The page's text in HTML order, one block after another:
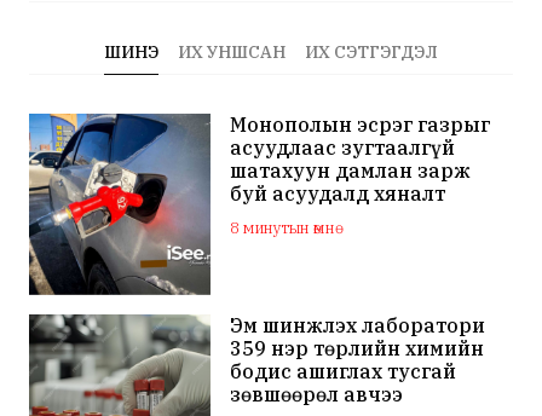
ШИНЭ ИХ УНШСАН ИХ СЭТГЭГДЭЛ
Монополын эсрэг газрыг
асуудлаас зугтаалгүй
шатахуун дамлан зарж
буй асуудалд хяналт
тавихыг үүрэгджээ
8 минутын өмнө
Эм шинжлэх лаборатори
359 нэр төрлийн химийн
бодис ашиглах тусгай
зөвшөөрөл авчээ